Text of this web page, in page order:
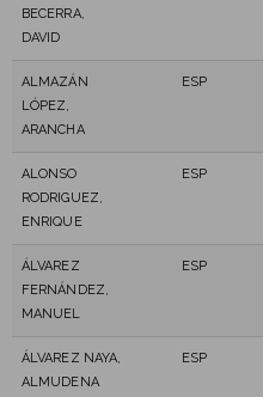
BECERRA,
DAVID
ALMAZÁN
LÓPEZ,
ARANCHA
ESP
ALONSO
RODRIGUEZ,
ENRIQUE
ESP
ÁLVAREZ
FERNÁNDEZ,
MANUEL
ESP
ÁLVAREZ NAYA,
ALMUDENA
ESP